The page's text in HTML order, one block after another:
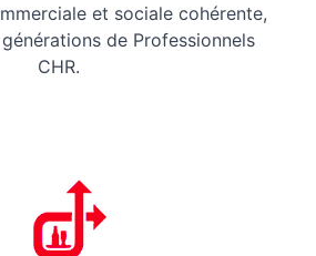
et sociale cohérente,
de Professionnels
CHR.